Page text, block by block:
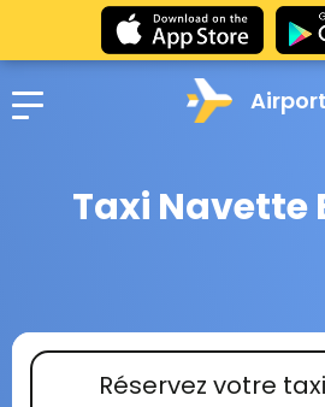
Airport
Taxi Navette
Réservez votre